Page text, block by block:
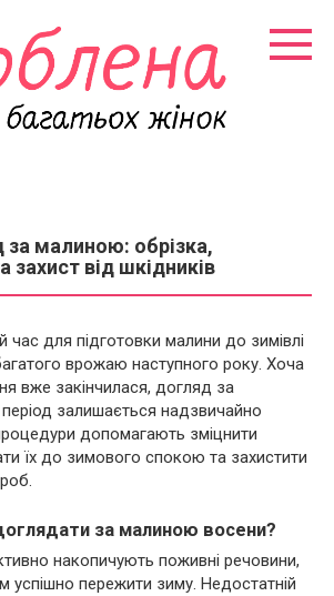
за малиною: обрізка,
захист від шкідників
для підготовки малини до зимівлі
врожаю наступного року. Хоча
вже закінчилася, догляд за
залишається надзвичайно
допомагають зміцнити
їх до зимового спокою та захистити
за малиною восени?
накопичують поживні речовини,
успішно пережити зиму. Недостатній